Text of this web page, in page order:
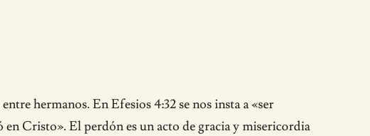
hermanos. En Efesios 4:32 se nos insta a «ser
Cristo». El perdón es un acto de gracia y misericordia